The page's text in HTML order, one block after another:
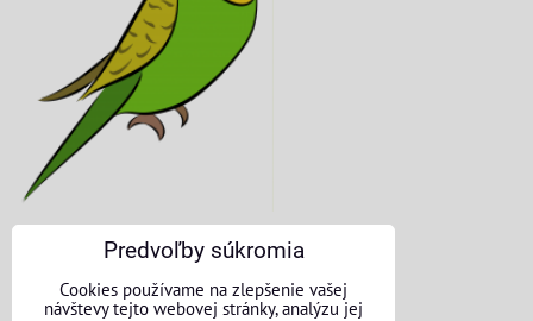
KONTAKTNÉ ÚDAJE
Predvoľby súkromia
Cookies používame na zlepšenie vašej
návštevy tejto webovej stránky, analýzu jej